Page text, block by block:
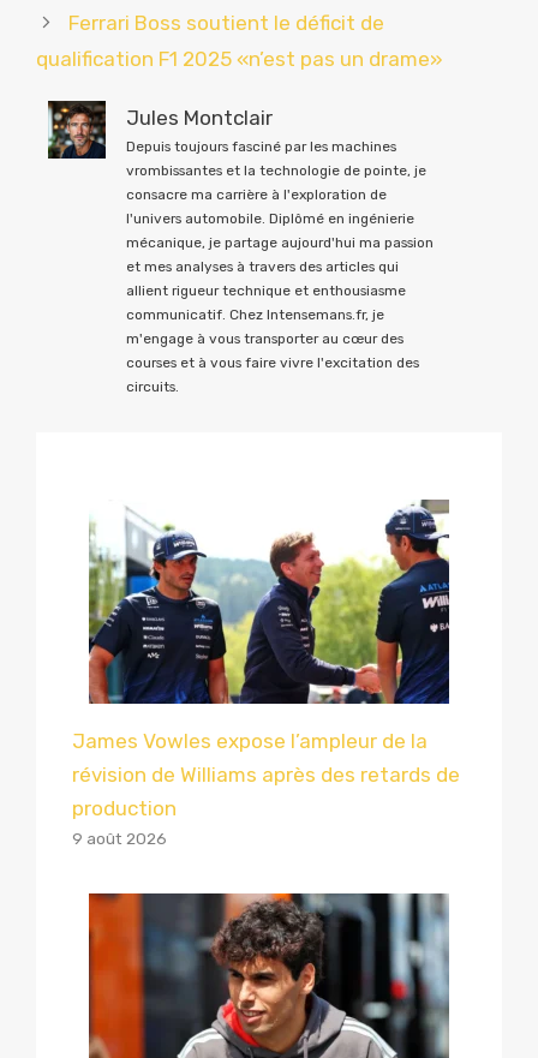
Ferrari Boss soutient le déficit de
qualification F1 2025 «n’est pas un drame»
Jules Montclair
Depuis toujours fasciné par les machines
vrombissantes et la technologie de pointe, je
consacre ma carrière à l'exploration de
l'univers automobile. Diplômé en ingénierie
mécanique, je partage aujourd'hui ma passion
et mes analyses à travers des articles qui
allient rigueur technique et enthousiasme
communicatif. Chez Intensemans.fr, je
m'engage à vous transporter au cœur des
courses et à vous faire vivre l'excitation des
circuits.
James Vowles expose l’ampleur de la
révision de Williams après des retards de
production
9 août 2026